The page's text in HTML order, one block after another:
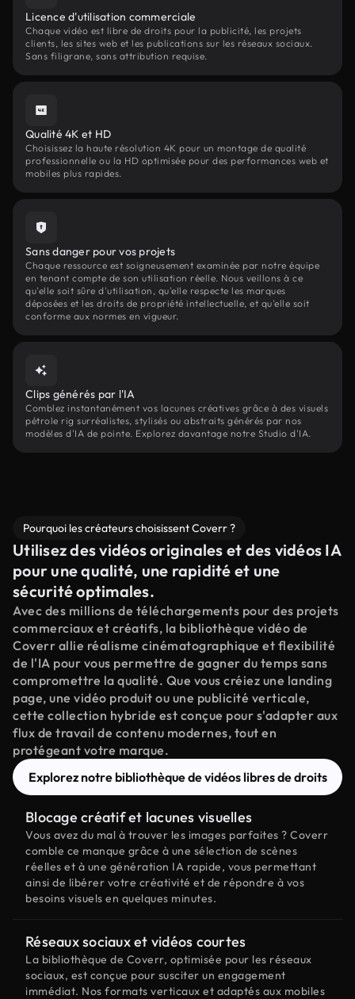
Licence d'utilisation commerciale
Chaque vidéo est libre de droits pour la publicité, les projets
clients, les sites web et les publications sur les réseaux sociaux.
Sans filigrane, sans attribution requise.
Qualité 4K et HD
Choisissez la haute résolution 4K pour un montage de qualité
professionnelle ou la HD optimisée pour des performances web et
mobiles plus rapides.
Sans danger pour vos projets
Chaque ressource est soigneusement examinée par notre équipe
en tenant compte de son utilisation réelle. Nous veillons à ce
qu'elle soit sûre d'utilisation, qu'elle respecte les marques
déposées et les droits de propriété intellectuelle, et qu'elle soit
conforme aux normes en vigueur.
Clips générés par l'IA
Comblez instantanément vos lacunes créatives grâce à des visuels
pétrole rig surréalistes, stylisés ou abstraits générés par nos
modèles d'IA de pointe. Explorez davantage notre Studio d'IA.
Pourquoi les créateurs choisissent Coverr ?
Utilisez des vidéos originales et des vidéos IA
pour une qualité, une rapidité et une
sécurité optimales.
Avec des millions de téléchargements pour des projets
commerciaux et créatifs, la bibliothèque vidéo de
Coverr allie réalisme cinématographique et flexibilité
de l'IA pour vous permettre de gagner du temps sans
compromettre la qualité. Que vous créiez une landing
page, une vidéo produit ou une publicité verticale,
cette collection hybride est conçue pour s'adapter aux
flux de travail de contenu modernes, tout en
protégeant votre marque.
Explorez notre bibliothèque de vidéos libres de droits
Blocage créatif et lacunes visuelles
Vous avez du mal à trouver les images parfaites ? Coverr
comble ce manque grâce à une sélection de scènes
réelles et à une génération IA rapide, vous permettant
ainsi de libérer votre créativité et de répondre à vos
besoins visuels en quelques minutes.
Réseaux sociaux et vidéos courtes
La bibliothèque de Coverr, optimisée pour les réseaux
sociaux, est conçue pour susciter un engagement
immédiat. Nos formats verticaux et adaptés aux mobiles